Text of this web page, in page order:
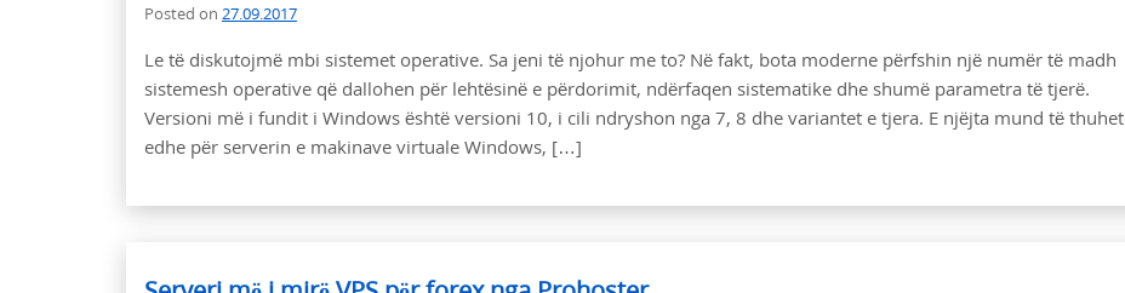
Posted on 27.09.2017
Le të diskutojmë mbi sistemet operative. Sa jeni të njohur me to? Në fakt, bota moderne përfshin një numër të madh
sistemesh operative që dallohen për lehtësinë e përdorimit, ndërfaqen sistematike dhe shumë parametra të tjerë.
Versioni më i fundit i Windows është versioni 10, i cili ndryshon nga 7, 8 dhe variantet e tjera. E njëjta mund të thuhet
edhe për serverin e makinave virtuale Windows, […]